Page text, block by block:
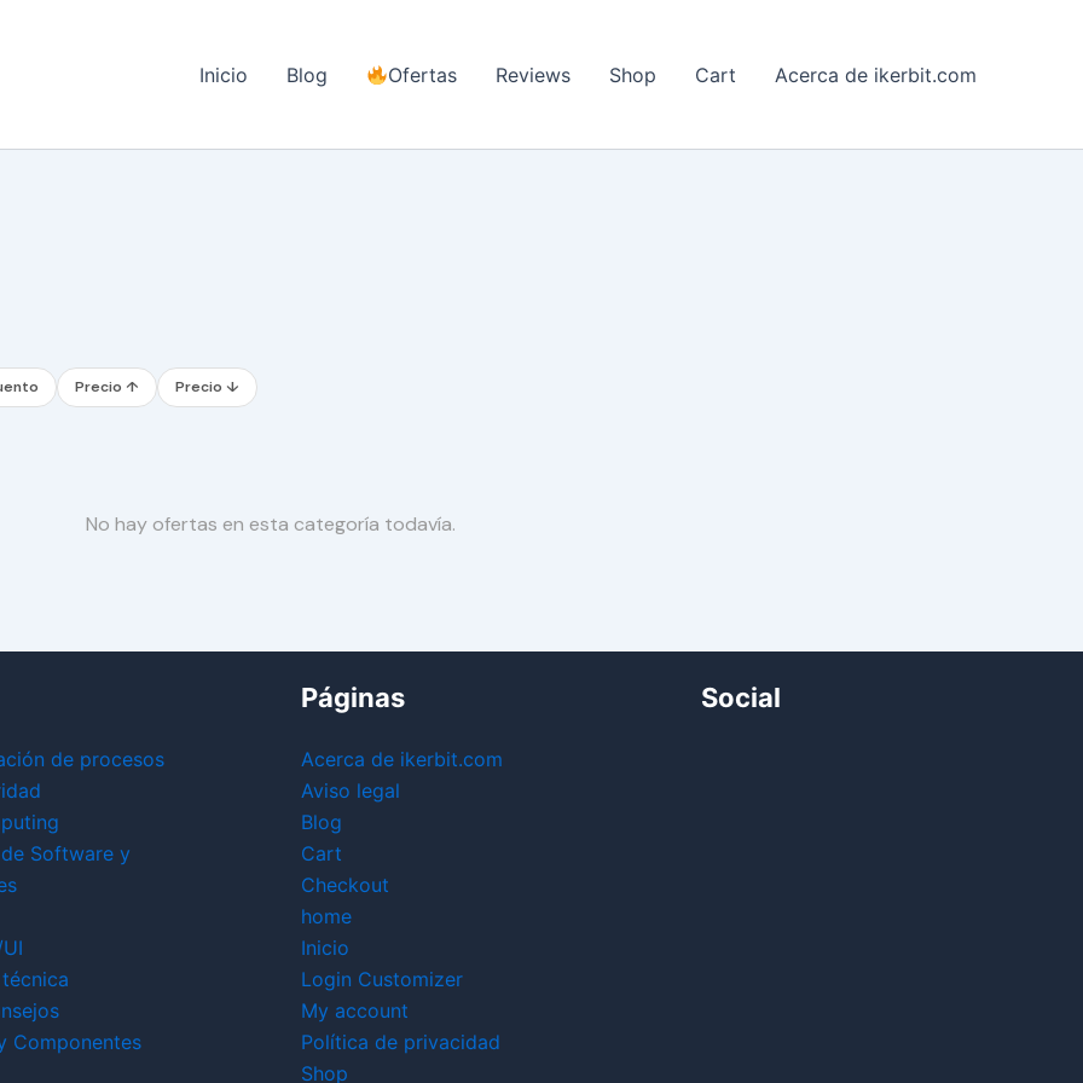
Inicio Blog Ofertas Reviews Shop Cart Acerca de ikerbit.com
Precio ↑ Precio ↓
No hay ofertas en esta categoría todavía.
de procesos
Software y
Componentes
Páginas
Acerca de ikerbit.com
Aviso legal
Blog
Cart
Checkout
home
Inicio
Login Customizer
My account
Política de privacidad
Shop
Social